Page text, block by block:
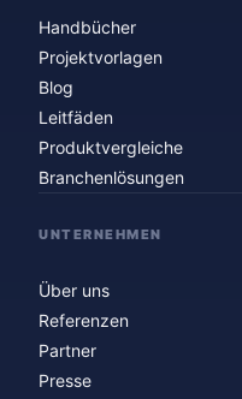
Handbücher
Projektvorlagen
Blog
Leitfäden
Produktvergleiche
Branchenlösungen
UNTERNEHMEN
Über uns
Referenzen
Partner
Presse